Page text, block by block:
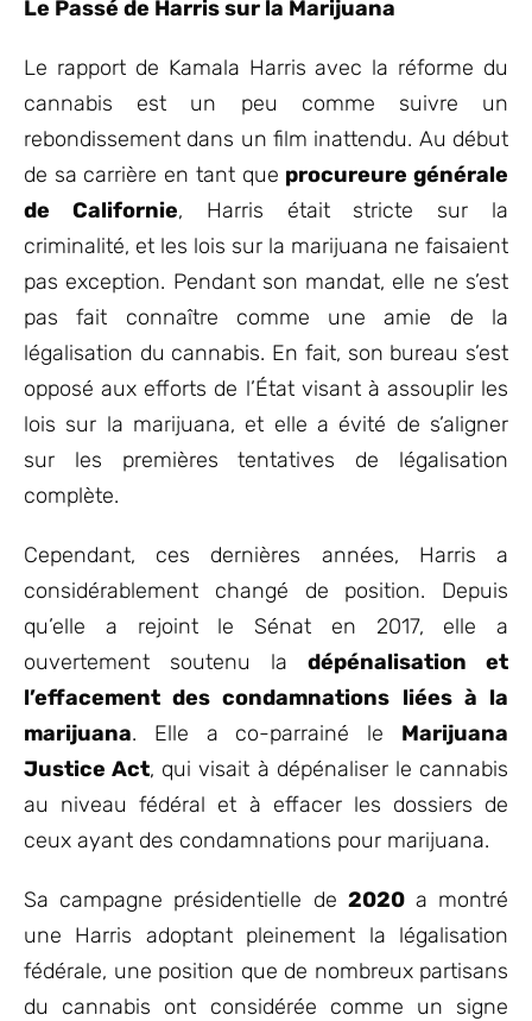
Le Passé de Harris sur la Marijuana
Le rapport de Kamala Harris avec la réforme du
cannabis est un peu comme suivre un
rebondissement dans un film inattendu. Au début
de sa carrière en tant que procureure générale
de Californie, Harris était stricte sur la
criminalité, et les lois sur la marijuana ne faisaient
pas exception. Pendant son mandat, elle ne s’est
pas fait connaître comme une amie de la
légalisation du cannabis. En fait, son bureau s’est
opposé aux efforts de l’État visant à assouplir les
lois sur la marijuana, et elle a évité de s’aligner
sur les premières tentatives de légalisation
complète.
Cependant, ces dernières années, Harris a
considérablement changé de position. Depuis
qu’elle a rejoint le Sénat en 2017, elle a
ouvertement soutenu la dépénalisation et
l’effacement des condamnations liées à la
marijuana. Elle a co-parrainé le Marijuana
Justice Act, qui visait à dépénaliser le cannabis
au niveau fédéral et à effacer les dossiers de
ceux ayant des condamnations pour marijuana.
Sa campagne présidentielle de 2020a montré
une Harris adoptant pleinement la légalisation
fédérale, une position que de nombreux partisans
du cannabis ont considérée comme un signe